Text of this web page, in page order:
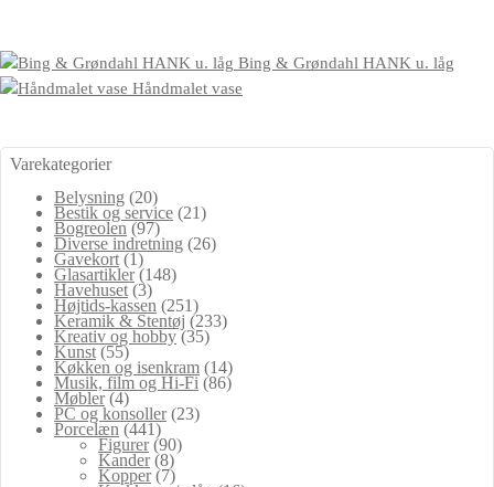
Bing & Grøndahl HANK u. låg
Håndmalet vase
Varekategorier
Belysning (20)
Bestik og service (21)
Bogreolen (97)
Diverse indretning (26)
Gavekort (1)
Glasartikler (148)
Havehuset (3)
Højtids-kassen (251)
Keramik & Stentøj (233)
Kreativ og hobby (35)
Kunst (55)
Køkken og isenkram (14)
Musik, film og Hi-Fi (86)
Møbler (4)
PC og konsoller (23)
Porcelæn (441)
Figurer (90)
Kander (8)
Kopper (7)